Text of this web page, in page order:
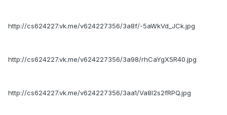
http://cs624227.vk.me/v624227356/3a8f/-5aWkVd_JCk.jpg
http://cs624227.vk.me/v624227356/3a98/rhCaYgX5R40.jpg
http://cs624227.vk.me/v624227356/3aa1/Va8I2s2fRPQ.jpg